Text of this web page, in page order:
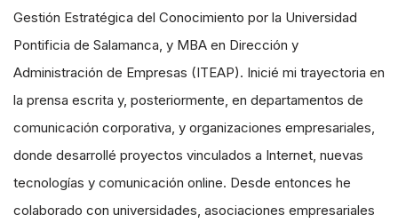
Gestión Estratégica del Conocimiento por la Universidad
Pontificia de Salamanca, y MBA en Dirección y
Administración de Empresas (ITEAP). Inicié mi trayectoria en
la prensa escrita y, posteriormente, en departamentos de
comunicación corporativa, y organizaciones empresariales,
donde desarrollé proyectos vinculados a Internet, nuevas
tecnologías y comunicación online. Desde entonces he
colaborado con universidades, asociaciones empresariales